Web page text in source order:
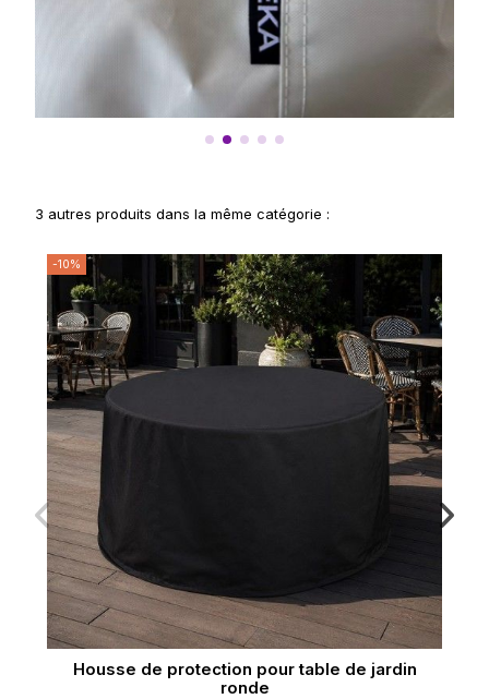
3 autres produits dans la même catégorie :
-10%
Housse de protection pour table de jardin
ronde